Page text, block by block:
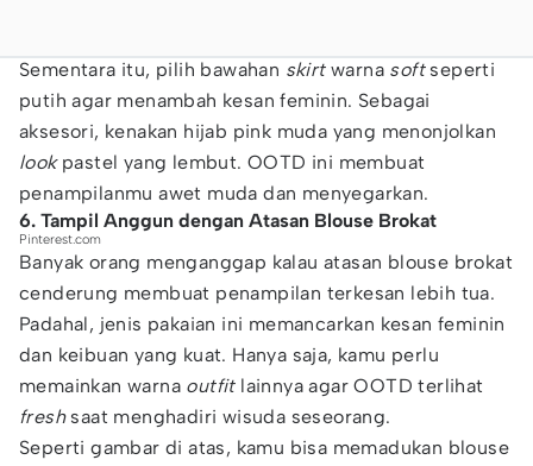
Sementara itu, pilih bawahan skirtwarna softseperti
putih agar menambah kesan feminin. Sebagai
aksesori, kenakan hijab pink muda yang menonjolkan
lookpastel yang lembut. OOTD ini membuat
penampilanmu awet muda dan menyegarkan.
6. Tampil Anggun dengan Atasan Blouse Brokat
Pinterest.com
Banyak orang menganggap kalau atasan blouse brokat
cenderung membuat penampilan terkesan lebih tua.
Padahal, jenis pakaian ini memancarkan kesan feminin
dan keibuan yang kuat. Hanya saja, kamu perlu
memainkan warna outfitlainnya agar OOTD terlihat
freshsaat menghadiri wisuda seseorang.
Seperti gambar di atas, kamu bisa memadukan blouse